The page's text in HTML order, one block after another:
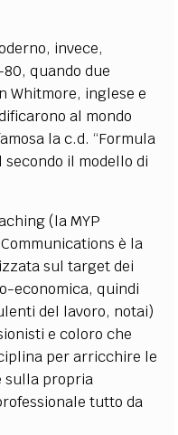
invece,
quando due
Whitmore, inglese e
al mondo
la c.d. “Formula
il modello di
(la MYP
è la
sul target dei
economica, quindi
del lavoro, notai)
e coloro che
per arricchire le
sulla propria
tutto da